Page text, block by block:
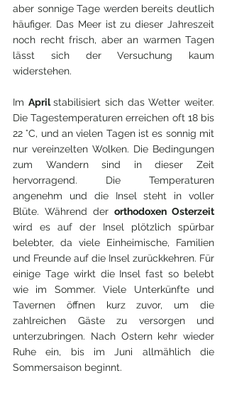
aber sonnige Tage werden bereits deutlich
häufiger. Das Meer ist zu dieser Jahreszeit
noch recht frisch, aber an warmen Tagen
lässt sich der Versuchung kaum
widerstehen.
Im April stabilisiert sich das Wetter weiter.
Die Tagestemperaturen erreichen oft 18 bis
22 °C, und an vielen Tagen ist es sonnig mit
nur vereinzelten Wolken. Die Bedingungen
zum Wandern sind in dieser Zeit
hervorragend. Die Temperaturen
angenehm und die Insel steht in voller
Blüte. Während der orthodoxen Osterzeit
wird es auf der Insel plötzlich spürbar
belebter, da viele Einheimische, Familien
und Freunde auf die Insel zurückkehren. Für
einige Tage wirkt die Insel fast so belebt
wie im Sommer. Viele Unterkünfte und
Tavernen öffnen kurz zuvor, um die
zahlreichen Gäste zu versorgen und
unterzubringen. Nach Ostern kehr wieder
Ruhe ein, bis im Juni allmählich die
Sommersaison beginnt.